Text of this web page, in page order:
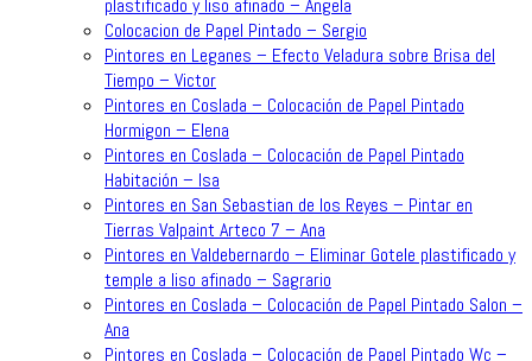
plastificado y liso afinado – Angela
Colocacion de Papel Pintado – Sergio
Pintores en Leganes – Efecto Veladura sobre Brisa del
Tiempo – Victor
Pintores en Coslada – Colocación de Papel Pintado
Hormigon – Elena
Pintores en Coslada – Colocación de Papel Pintado
Habitación – Isa
Pintores en San Sebastian de los Reyes – Pintar en
Tierras Valpaint Arteco 7 – Ana
Pintores en Valdebernardo – Eliminar Gotele plastificado y
temple a liso afinado – Sagrario
Pintores en Coslada – Colocación de Papel Pintado Salon –
Ana
Pintores en Coslada – Colocación de Papel Pintado Wc –